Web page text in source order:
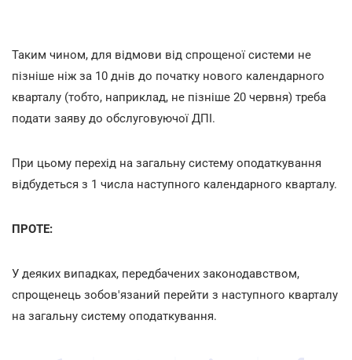
Таким чином, для відмови від спрощеної системи не
пізніше ніж за 10 днів до початку нового календарного
кварталу (тобто, наприклад, не пізніше 20 червня) треба
подати заяву до обслуговуючої ДПІ.
При цьому перехід на загальну систему оподаткування
відбудеться з 1 числа наступного календарного кварталу.
ПРОТЕ:
У деяких випадках, передбачених законодавством,
спрощенець зобов'язаний перейти з наступного кварталу
на загальну систему оподаткування.